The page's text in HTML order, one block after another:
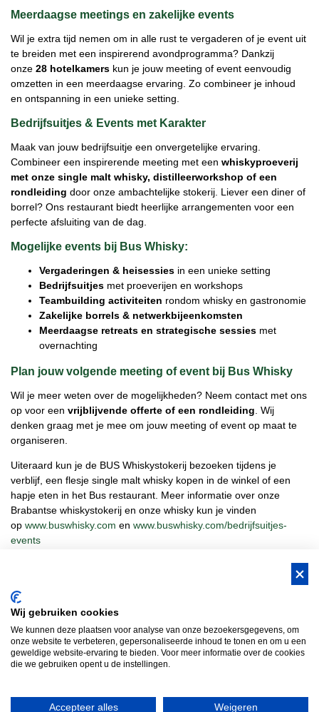
Meerdaagse meetings en zakelijke events
Wil je extra tijd nemen om in alle rust te vergaderen of je event uit
te breiden met een inspirerend avondprogramma? Dankzij
onze 28 hotelkamers kun je jouw meeting of event eenvoudig
omzetten in een meerdaagse ervaring. Zo combineer je inhoud
en ontspanning in een unieke setting.
Bedrijfsuitjes & Events met Karakter
Maak van jouw bedrijfsuitje een onvergetelijke ervaring.
Combineer een inspirerende meeting met een whiskyproeverij
met onze single malt whisky, distilleerworkshop of een
rondleiding door onze ambachtelijke stokerij. Liever een diner of
borrel? Ons restaurant biedt heerlijke arrangementen voor een
perfecte afsluiting van de dag.
Mogelijke events bij Bus Whisky:
Vergaderingen & heisessies in een unieke setting
Bedrijfsuitjes met proeverijen en workshops
Teambuilding activiteiten rondom whisky en gastronomie
Zakelijke borrels & netwerkbijeenkomsten
Meerdaagse retreats en strategische sessies met
overnachting
Plan jouw volgende meeting of event bij Bus Whisky
Wil je meer weten over de mogelijkheden? Neem contact met ons
op voor een vrijblijvende offerte of een rondleiding . Wij
denken graag met je mee om jouw meeting of event op maat te
organiseren.
Uiteraard kun je de BUS Whiskystokerij bezoeken tijdens je
verblijf, een flesje single malt whisky kopen in de winkel of een
hapje eten in het Bus restaurant. Meer informatie over onze
Brabantse whiskystokerij en onze whisky kun je vinden
op www.buswhisky.com en www.buswhisky.com/bedrijfsuitjes-
events
BUS Whisky, Natuurlijk Gastvrijer in
Teambuilding Brabant Groepsuitje Brabant Teamuitje Brabant
Bedrijfsuitje Brabant Heisessie Brabant
Wij gebruiken cookies
We kunnen deze plaatsen voor analyse van onze bezoekersgegevens, om
onze website te verbeteren, gepersonaliseerde inhoud te tonen en om u een
geweldige website-ervaring te bieden. Voor meer informatie over de cookies
die we gebruiken opent u de instellingen.
Accepteer alles Weigeren